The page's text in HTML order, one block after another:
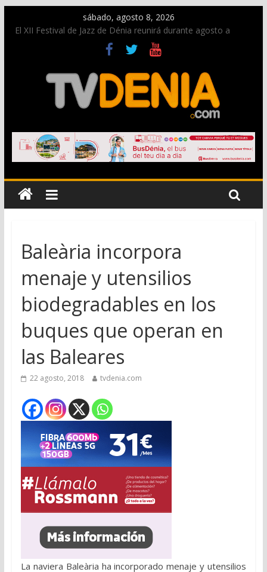
sábado, agosto 8, 2026
El XII Festival de Jazz de Dénia reunirá durante agosto a
figuras nacionales e internacionales en los Jardins de
Una nueva oportunidad para donar sangre en Cruz Roja
El bando moro protagonista en la Segunda Entraeta Festera
Paco Adsuar dona al Arxiu de Dénia más de 50.000 imágenes
La Entraeta Festera llena de ambiente la calle Marqués de
Campo con la recepción a la Capitanía Cristiana
Baleària incorpora
menaje y utensilios
biodegradables en los
buques que operan en
las Baleares
22 agosto, 2018 tvdenia.com
La naviera Baleària ha incorporado menaje y utensilios